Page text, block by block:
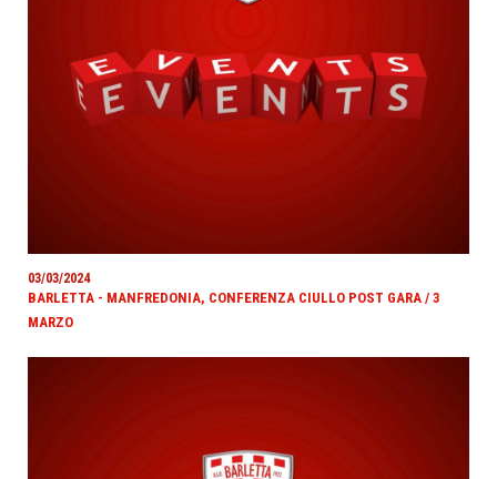
03/03/2024
BARLETTA - MANFREDONIA, CONFERENZA CIULLO POST GARA / 3
MARZO